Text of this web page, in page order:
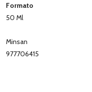
Formato
50 Ml
Minsan
977706415